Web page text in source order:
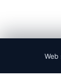
©
Web